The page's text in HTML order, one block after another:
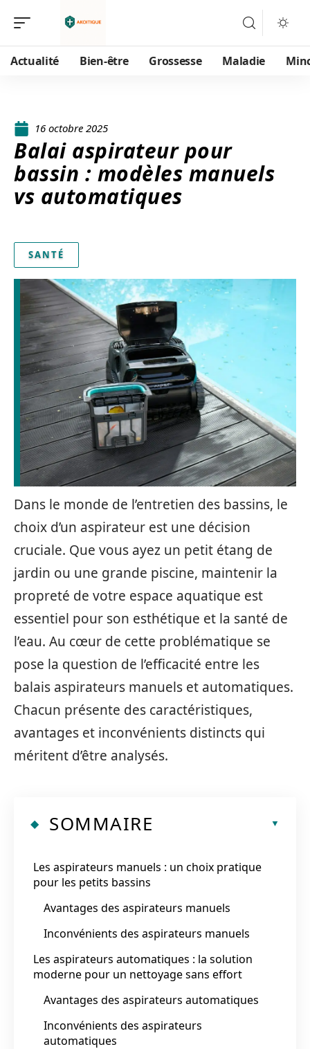
Actualité Bien-être Grossesse Maladie
16 octobre 2025
Balai aspirateur pour
bassin : modèles manuels
vs automatiques
SANTÉ
Dans le monde de l’entretien des bassins, le
choix d’un aspirateur est une décision
cruciale. Que vous ayez un petit étang de
jardin ou une grande piscine, maintenir la
propreté de votre espace aquatique est
essentiel pour son esthétique et la santé de
l’eau. Au cœur de cette problématique se
pose la question de l’efficacité entre les
balais aspirateurs manuels et automatiques.
Chacun présente des caractéristiques,
avantages et inconvénients distincts qui
méritent d’être analysés.
SOMMAIRE
Les aspirateurs manuels : un choix pratique
pour les petits bassins
Avantages des aspirateurs manuels
Inconvénients des aspirateurs manuels
Les aspirateurs automatiques : la solution
moderne pour un nettoyage sans effort
Avantages des aspirateurs automatiques
Inconvénients des aspirateurs
automatiques